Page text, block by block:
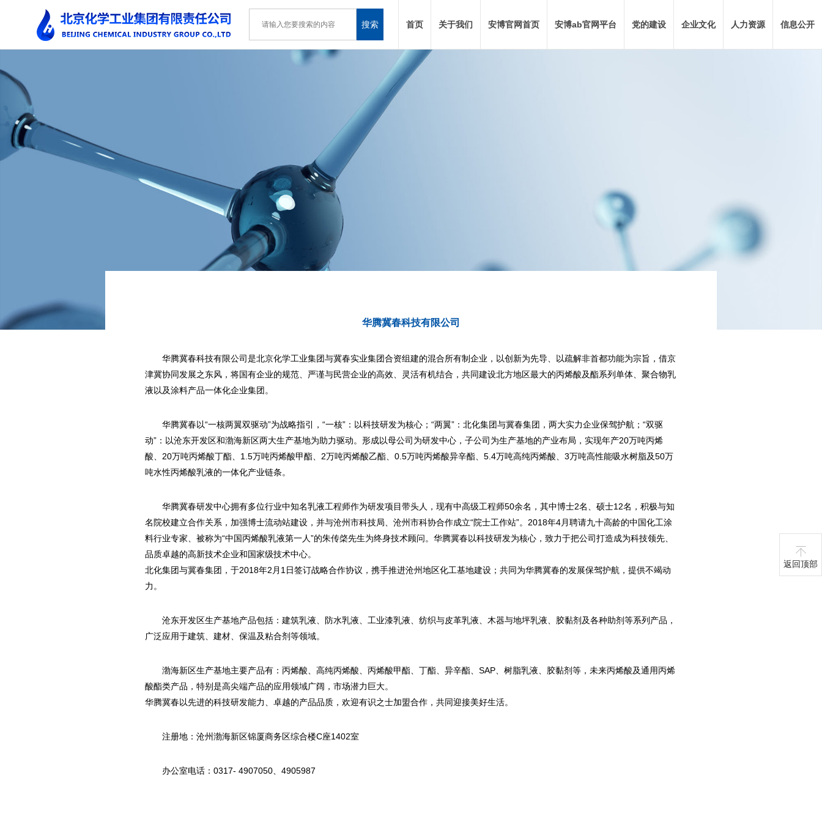
搜索 首页 关于我们 安博官网首页 安博ab官网平台 党的建设 企业文化 人力资源 信息公开
华腾冀春科技有限公司
华腾冀春科技有限公司是北京化学工业集团与冀春实业集团合资组建的混合所有制企业，以创新为先导、以疏解非首都功能为宗旨，借京
津冀协同发展之东风，将国有企业的规范、严谨与民营企业的高效、灵活有机结合，共同建设北方地区最大的丙烯酸及酯系列单体、聚合物乳
液以及涂料产品一体化企业集团。
华腾冀春以“一核两翼双驱动”为战略指引，“一核”：以科技研发为核心；“两翼”：北化集团与冀春集团，两大实力企业保驾护航；“双驱
动”：以沧东开发区和渤海新区两大生产基地为助力驱动。形成以母公司为研发中心，子公司为生产基地的产业布局，实现年产20万吨丙烯
酸、20万吨丙烯酸丁酯、1.5万吨丙烯酸甲酯、2万吨丙烯酸乙酯、0.5万吨丙烯酸异辛酯、5.4万吨高纯丙烯酸、3万吨高性能吸水树脂及50万
吨水性丙烯酸乳液的一体化产业链条。
华腾冀春研发中心拥有多位行业中知名乳液工程师作为研发项目带头人，现有中高级工程师50余名，其中博士2名、硕士12名，积极与知
名院校建立合作关系，加强博士流动站建设，并与沧州市科技局、沧州市科协合作成立“院士工作站”。2018年4月聘请九十高龄的中国化工涂
料行业专家、被称为“中国丙烯酸乳液第一人”的朱传棨先生为终身技术顾问。华腾冀春以科技研发为核心，致力于把公司打造成为科技领先、
品质卓越的高新技术企业和国家级技术中心。
北化集团与冀春集团，于2018年2月1日签订战略合作协议，携手推进沧州地区化工基地建设；共同为华腾冀春的发展保驾护航，提供不竭动
力。
沧东开发区生产基地产品包括：建筑乳液、防水乳液、工业漆乳液、纺织与皮革乳液、木器与地坪乳液、胶黏剂及各种助剂等系列产品，
广泛应用于建筑、建材、保温及粘合剂等领域。
渤海新区生产基地主要产品有：丙烯酸、高纯丙烯酸、丙烯酸甲酯、丁酯、异辛酯、SAP、树脂乳液、胶黏剂等，未来丙烯酸及通用丙烯
酸酯类产品，特别是高尖端产品的应用领域广阔，市场潜力巨大。
华腾冀春以先进的科技研发能力、卓越的产品品质，欢迎有识之士加盟合作，共同迎接美好生活。
注册地：沧州渤海新区锦厦商务区综合楼C座1402室
办公室电话：0317- 4907050、4905987
返回顶部